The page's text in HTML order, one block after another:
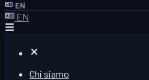
EN
EN
Chi siamo